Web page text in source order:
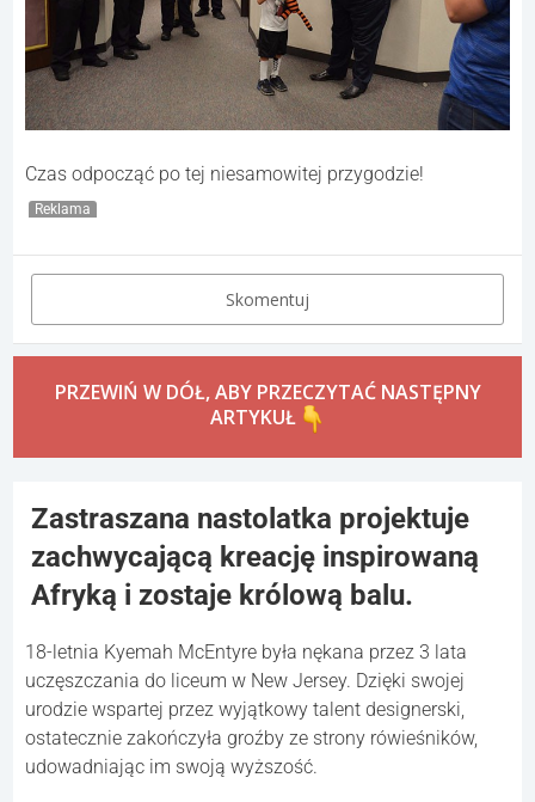
Czas odpocząć po tej niesamowitej przygodzie!
Reklama
Skomentuj
PRZEWIŃ W DÓŁ, ABY PRZECZYTAĆ NASTĘPNY
ARTYKUŁ
Zastraszana nastolatka projektuje
zachwycającą kreację inspirowaną
Afryką i zostaje królową balu.
18-letnia Kyemah McEntyre była nękana przez 3 lata
uczęszczania do liceum w New Jersey. Dzięki swojej
urodzie wspartej przez wyjątkowy talent designerski,
ostatecznie zakończyła groźby ze strony rówieśników,
udowadniając im swoją wyższość.